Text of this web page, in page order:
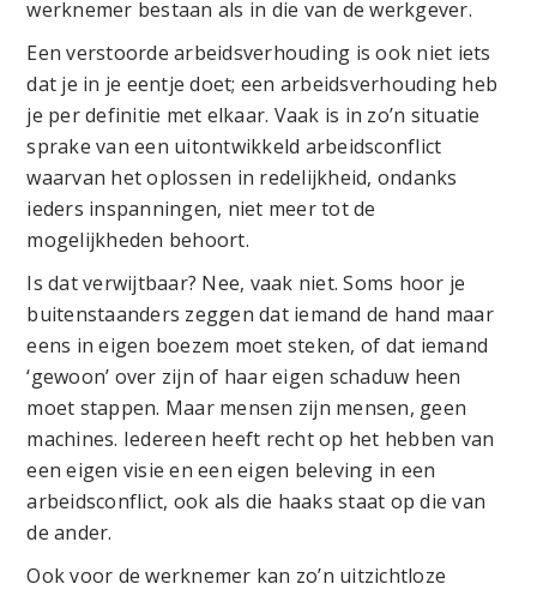
werknemer bestaan als in die van de werkgever.
Een verstoorde arbeidsverhouding is ook niet iets
dat je in je eentje doet; een arbeidsverhouding heb
je per definitie met elkaar. Vaak is in zo’n situatie
sprake van een uitontwikkeld arbeidsconflict
waarvan het oplossen in redelijkheid, ondanks
ieders inspanningen, niet meer tot de
mogelijkheden behoort.
Is dat verwijtbaar? Nee, vaak niet. Soms hoor je
buitenstaanders zeggen dat iemand de hand maar
eens in eigen boezem moet steken, of dat iemand
‘gewoon’ over zijn of haar eigen schaduw heen
moet stappen. Maar mensen zijn mensen, geen
machines. Iedereen heeft recht op het hebben van
een eigen visie en een eigen beleving in een
arbeidsconflict, ook als die haaks staat op die van
de ander.
Ook voor de werknemer kan zo’n uitzichtloze